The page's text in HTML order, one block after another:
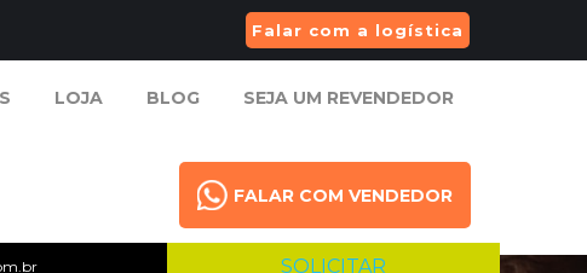
Falar com a logística
LOJA BLOG SEJA UM REVENDEDOR
FALAR COM VENDEDOR
SOLICITAR
SEJA UM REVENDEDOR